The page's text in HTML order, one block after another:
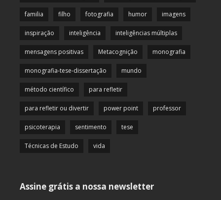
familia filho fotografia humor imagens
inspiração inteligência inteligências múltiplas
mensagens positivas Metacognição monografia
monografia-tese-dissertação mundo
método científico para refletir
para refletir ou divertir power point professor
psicoterapia sentimento tese
Técnicas de Estudo vida
Assine grátis a nossa newsletter